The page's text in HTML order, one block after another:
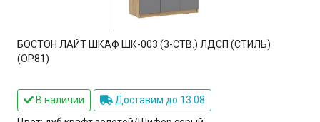
БОСТОН ЛАЙТ ШКАФ ШК-003 (3-СТВ.) ЛДСП (СТИЛЬ)
(ОР81)
В наличии
Доставим до 13.08